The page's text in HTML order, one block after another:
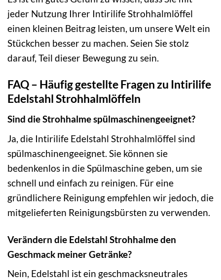
jeder Nutzung Ihrer Intirilife Strohhalmlöffel
einen kleinen Beitrag leisten, um unsere Welt ein
Stückchen besser zu machen. Seien Sie stolz
darauf, Teil dieser Bewegung zu sein.
FAQ – Häufig gestellte Fragen zu Intirilife
Edelstahl Strohhalmlöffeln
Sind die Strohhalme spülmaschinengeeignet?
Ja, die Intirilife Edelstahl Strohhalmlöffel sind
spülmaschinengeeignet. Sie können sie
bedenkenlos in die Spülmaschine geben, um sie
schnell und einfach zu reinigen. Für eine
gründlichere Reinigung empfehlen wir jedoch, die
mitgelieferten Reinigungsbürsten zu verwenden.
Verändern die Edelstahl Strohhalme den
Geschmack meiner Getränke?
Nein, Edelstahl ist ein geschmacksneutrales